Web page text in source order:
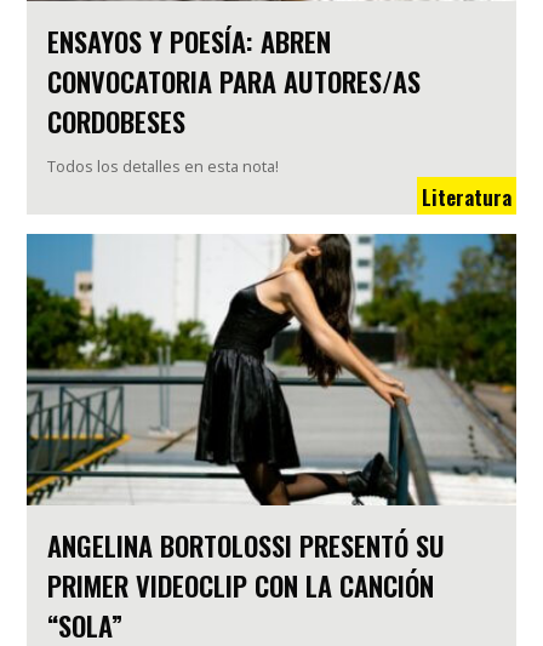
ENSAYOS Y POESÍA: ABREN
CONVOCATORIA PARA AUTORES/AS
CORDOBESES
Todos los detalles en esta nota!
Literatura
ANGELINA BORTOLOSSI PRESENTÓ SU
PRIMER VIDEOCLIP CON LA CANCIÓN
“SOLA”